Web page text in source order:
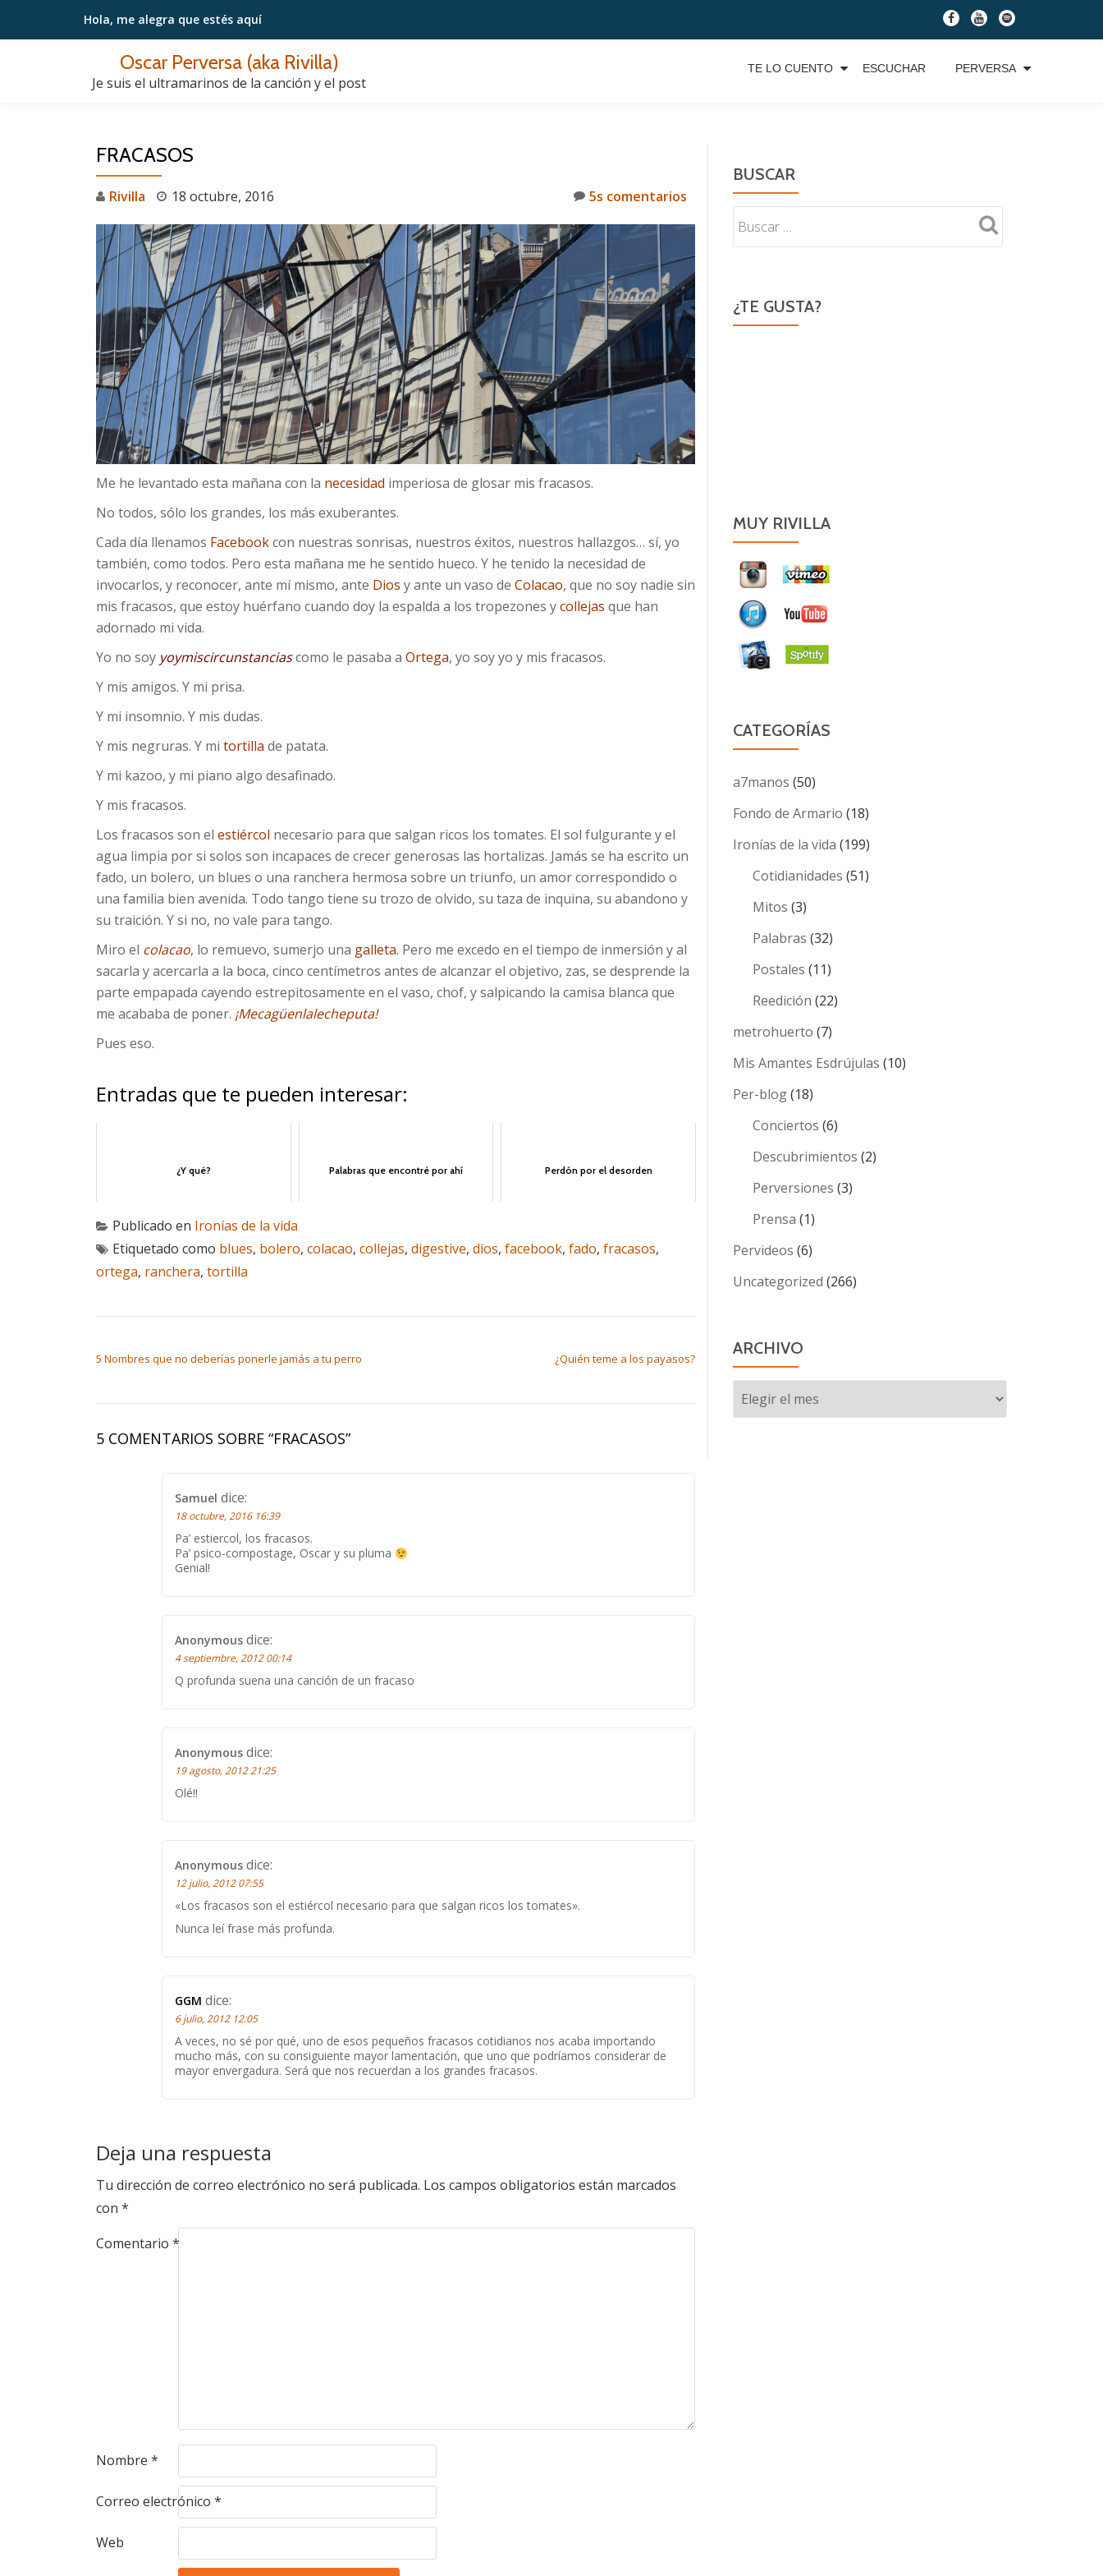
Saltar
Hola, me alegra que estés aquí
fa-
facebook
fa-
youtube
fa-
spotify
Oscar Perversa (aka Rivilla)
Je suis el ultramarinos de la canción y el post
TE LO CUENTO ESCUCHAR PERVERSA
FRACASOS
Rivilla 18 octubre, 2016 5s comentarios
Me he levantado esta mañana con la necesidad imperiosa de glosar mis fracasos.
No todos, sólo los grandes, los más exuberantes.
Cada día llenamos Facebookcon nuestras sonrisas, nuestros éxitos, nuestros hallazgos… sí, yo
también, como todos. Pero esta mañana me he sentido hueco. Y he tenido la necesidad de
invocarlos, y reconocer, ante mí mismo, ante Dios y ante un vaso de Colacao, que no soy nadie sin
mis fracasos, que estoy huérfano cuando doy la espalda a los tropezones ycollejas que han
adornado mi vida.
Yo no soy yoymiscircunstanciascomo le pasaba a Ortega, yo soy yo y mis fracasos.
Y mis amigos. Y mi prisa.
Y mi insomnio. Y mis dudas.
Y mis negruras. Y mi tortilla de patata.
Y mi kazoo, y mi piano algo desafinado.
Y mis fracasos.
Los fracasos son el estiércol necesario para que salgan ricos los tomates. El sol fulgurante y el
agua limpia por si solos son incapaces de crecer generosas las hortalizas. Jamás se ha escrito un
fado, un bolero, un blues o una ranchera hermosa sobre un triunfo, un amor correspondido o
una familia bien avenida. Todo tango tiene su trozo de olvido, su taza de inquina, su abandono y
su traición. Y si no, no vale para tango.
Miro el colacao, lo remuevo, sumerjo una galleta. Pero me excedo en el tiempo de inmersión y al
sacarla y acercarla a la boca, cinco centímetros antes de alcanzar el objetivo, zas, se desprende la
parte empapada cayendo estrepitosamente en el vaso, chof, y salpicando la camisa blanca que
me acababa de poner. ¡Mecagüenlalecheputa!
Pues eso.
Entradas que te pueden interesar:
¿Y qué? Palabras que encontré por ahí Perdón por el desorden
Publicado en Ironías de la vida
Etiquetado como blues, bolero, colacao, collejas, digestive, dios, facebook, fado, fracasos,
ortega, ranchera, tortilla
5 Nombres que no deberías ponerle jamás a tu perro ¿Quién teme a los payasos?
5 COMENTARIOS SOBRE “FRACASOS”
Samuel dice:
18 octubre, 2016 16:39
Pa’ estiercol, los fracasos.
Pa’ psico-compostage, Oscar y su pluma
Genial!
Anonymous dice:
4 septiembre, 2012 00:14
Q profunda suena una canción de un fracaso
Anonymous dice:
19 agosto, 2012 21:25
Olé!!
Anonymous dice:
12 julio, 2012 07:55
«Los fracasos son el estiércol necesario para que salgan ricos los tomates».
Nunca leí frase más profunda.
GGM dice:
6 julio, 2012 12:05
A veces, no sé por qué, uno de esos pequeños fracasos cotidianos nos acaba importando
mucho más, con su consiguiente mayor lamentación, que uno que podríamos considerar de
mayor envergadura. Será que nos recuerdan a los grandes fracasos.
Deja una respuesta
Tu dirección de correo electrónico no será publicada. Los campos obligatorios están marcados
con *
Comentario *
Nombre *
Correo electrónico *
Web
BUSCAR
¿TE GUSTA?
MUY RIVILLA
CATEGORÍAS
a7manos (50)
Fondo de Armario (18)
Ironías de la vida (199)
Cotidianidades (51)
Mitos (3)
Palabras (32)
Postales (11)
Reedición (22)
metrohuerto (7)
Mis Amantes Esdrújulas (10)
Per-blog(18)
Conciertos (6)
Descubrimientos (2)
Perversiones (3)
Prensa (1)
Pervideos (6)
Uncategorized (266)
ARCHIVO
Archivo